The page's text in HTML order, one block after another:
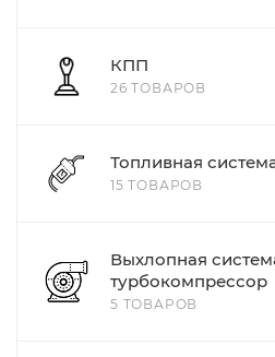
КПП
26 ТОВАРОВ
Топливная
15 ТОВАРОВ
Выхлопная
турбокомпрессор
5 ТОВАРОВ